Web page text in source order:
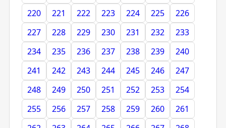
220
221 222 223 224 225
226
227
228 229 230 231 232
233
234
235 236 237 238 239
240
241
242 243 244 245 246
247
248
249 250 251 252 253
254
255
256 257 258 259 260
261